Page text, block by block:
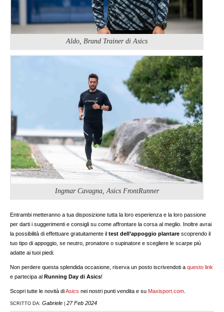
Aldo, Brand Trainer di Asics
Ingmar Cavagna, Asics FrontRunner
Entrambi metteranno a tua disposizione tutta la loro esperienza e la loro passione
per darti i suggerimenti e consigli su come affrontare la corsa al meglio. Inoltre avrai
la possibilità di effettuare gratuitamente iltest dell’appoggio plantare scoprendo il
tuo tipo di appoggio, se neutro, pronatore o supinatore e scegliere le scarpe più
adatte ai tuoi piedi.
Non perdere questa splendida occasione, riserva un posto iscrivendoti aquesto link
e partecipa alRunning Day di Asics!
Scopri tutte le novità diAsics nei nostri punti vendita e su Maxisport.com
SCRITTO DA: Gabriele 27 Feb 2024